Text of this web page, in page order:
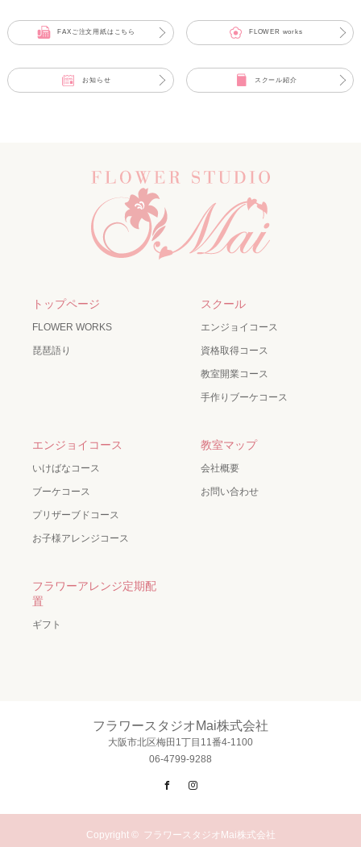
FAXご注文用紙はこちら FLOWER works
お知らせ スクール紹介
トップページ
FLOWER WORKS
琵琶語り
スクール
エンジョイコース
資格取得コース
教室開業コース
手作りブーケコース
エンジョイコース
いけばなコース
ブーケコース
プリザーブドコース
お子様アレンジコース
教室マップ
会社概要
お問い合わせ
フラワーアレンジ定期配
置
ギフト
フラワースタジオMai株式会社
大阪市北区梅田1丁目11番4-1100
06-4799-9288
Facebook
Copyright © フラワースタジオMai株式会社